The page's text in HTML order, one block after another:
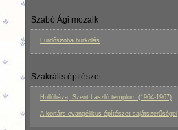
Szabó Ági mozaik
Fürdőszoba burkolás
Szakrális építészet
Hollóháza, Szent László templom (1964-1967)
A kortárs evangélikus építészet sajátszerűségei